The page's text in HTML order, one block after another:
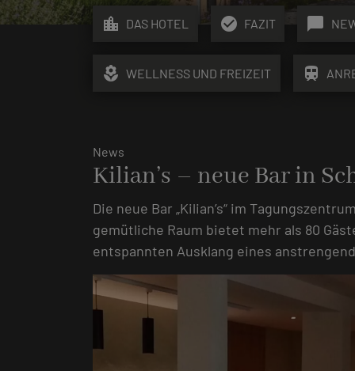
location_city DAS HOTEL check_circle FAZIT chat_bubble
local_florist WELLNESS UND FREIZEIT train
News
Kilian’s – neue Bar in
Die neue Bar „Kilian’s“ im
gemütliche Raum bietet mehr als 80
entspannten Ausklang eines